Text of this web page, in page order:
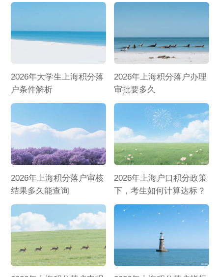
2026年大学生上海积分落
户条件解析
2026年上海积分落户办理
审批要多久
2026年上海积分落户审核
结果多久能查询
2026年上海户口积分政策
下，考生如何计算达标？